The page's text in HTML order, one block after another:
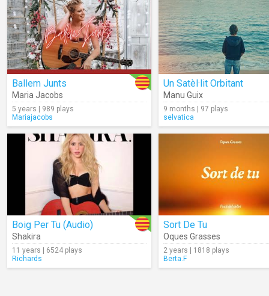
Ballem Junts
Maria Jacobs
5 years | 989 plays
Mariajacobs
Un Satèl·lit Orbitant
Manu Guix
9 months | 97 plays
selvatica
Boig Per Tu (Audio)
Shakira
11 years | 6524 plays
Richards
Sort De Tu
Oques Grasses
2 years | 1818 plays
Berta.F